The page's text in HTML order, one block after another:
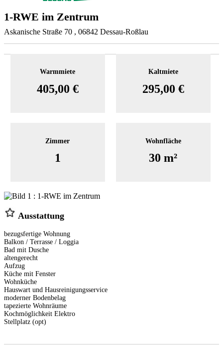
1-RWE im Zentrum
Askanische Straße 70 , 06842 Dessau-Roßlau
Warmmiete
405,00 €
Kaltmiete
295,00 €
Zimmer
1
Wohnfläche
30 m²
Ausstattung
bezugsfertige Wohnung
Balkon / Terrasse / Loggia
Bad mit Dusche
altengerecht
Aufzug
Küche mit Fenster
Wohnküche
Hauswart und Hausreinigungsservice
moderner Bodenbelag
tapezierte Wohnräume
Kochmöglichkeit Elektro
Stellplatz (opt)